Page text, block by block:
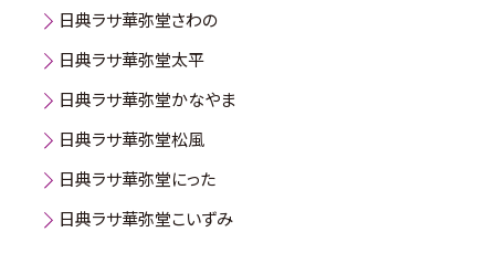
日典ラサ華弥堂さわの
日典ラサ華弥堂太平
日典ラサ華弥堂かなやま
日典ラサ華弥堂松風
日典ラサ華弥堂にった
日典ラサ華弥堂こいずみ